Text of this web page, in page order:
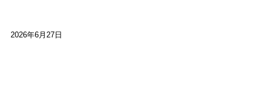
2026年6月27日